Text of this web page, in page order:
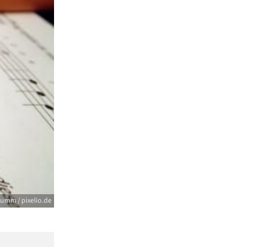
/ pixelio.de